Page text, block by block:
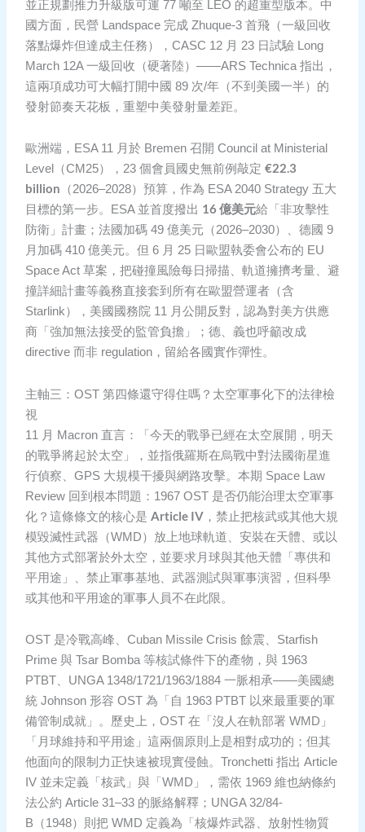
並正規劃推力升級版可運 77 噸至 LEO 的超重型版本。中
國方面，民營 Landspace 完成 Zhuque-3 首飛（一級回收
落點爆炸但達成主任務），CASC 12 月 23 日試驗 Long
March 12A 一級回收（硬著陸）——ARS Technica 指出，
這兩項成功可大幅打開中國 89 次/年（不到美國一半）的
發射節奏天花板，重塑中美發射量差距。
歐洲端，ESA 11 月於 Bremen 召開 Council at Ministerial
Level（CM25），23 個會員國史無前例敲定 €22.3
billion （2026–2028）預算，作為 ESA 2040 Strategy 五大
目標的第一步。ESA 並首度撥出 16 億美元給「非攻擊性
防衛」計畫；法國加碼 49 億美元（2026–2030）、德國 9
月加碼 410 億美元。但 6 月 25 日歐盟執委會公布的 EU
Space Act 草案，把碰撞風險每日掃描、軌道擁擠考量、避
撞詳細計畫等義務直接套到所有在歐盟營運者（含
Starlink），美國國務院 11 月公開反對，認為對美方供應
商「強加無法接受的監管負擔」；德、義也呼籲改成
directive 而非 regulation，留給各國實作彈性。
主軸三：OST 第四條還守得住嗎？太空軍事化下的法律檢
視
11 月 Macron 直言：「今天的戰爭已經在太空展開，明天
的戰爭將起於太空」，並指俄羅斯在烏戰中對法國衛星進
行偵察、GPS 大規模干擾與網路攻擊。本期 Space Law
Review 回到根本問題：1967 OST 是否仍能治理太空軍事
化？這條條文的核心是 Article IV，禁止把核武或其他大規
模毀滅性武器（WMD）放上地球軌道、安裝在天體、或以
其他方式部署於外太空，並要求月球與其他天體「專供和
平用途」、禁止軍事基地、武器測試與軍事演習，但科學
或其他和平用途的軍事人員不在此限。
OST 是冷戰高峰、Cuban Missile Crisis 餘震、Starfish
Prime 與 Tsar Bomba 等核試條件下的產物，與 1963
PTBT、UNGA 1348/1721/1963/1884 一脈相承——美國總
統 Johnson 形容 OST 為「自 1963 PTBT 以來最重要的軍
備管制成就」。歷史上，OST 在「沒人在軌部署 WMD」
「月球維持和平用途」這兩個原則上是相對成功的；但其
他面向的限制力正快速被現實侵蝕。Tronchetti 指出 Article
IV 並未定義「核武」與「WMD」，需依 1969 維也納條約
法公約 Article 31–33 的脈絡解釋；UNGA 32/84-
B（1948）則把 WMD 定義為「核爆炸武器、放射性物質